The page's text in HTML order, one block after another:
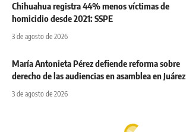
Chihuahua registra 44% menos víctimas de
homicidio desde 2021: SSPE
3 de agosto de 2026
María Antonieta Pérez defiende reforma sobre
derecho de las audiencias en asamblea en Juárez
3 de agosto de 2026